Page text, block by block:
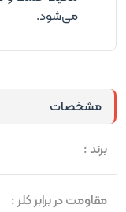
می‌شود.
مشخصات
برند :
مقاومت در برابر کلر :